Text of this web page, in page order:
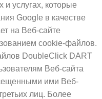
услугах, которые
Google в качестве
на Веб-сайте
cookie-файлов.
DoubleClick DART
Веб-сайта
ими Веб-
лиц. Более